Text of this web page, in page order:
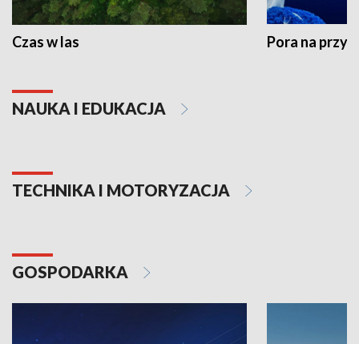
Czas w las Pora na
NAUKA I EDUKACJA
TECHNIKA I MOTORYZACJA
GOSPODARKA